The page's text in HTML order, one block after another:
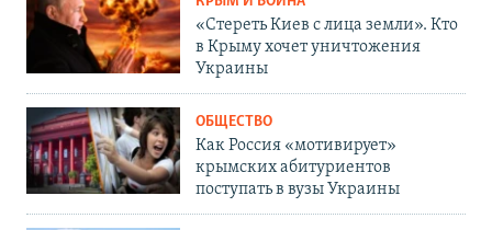
«Стереть Киев с лица земли». Кто
в Крыму хочет уничтожения
Украины
ОБЩЕСТВО
Как Россия «мотивирует»
крымских абитуриентов
поступать в вузы Украины